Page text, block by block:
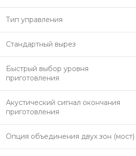
Тип управления
Стандартный вырез
Быстрый выбор уровня
приготовления
Акустический сигнал окончания
приготовления
Опция объединения двух зон (мост)